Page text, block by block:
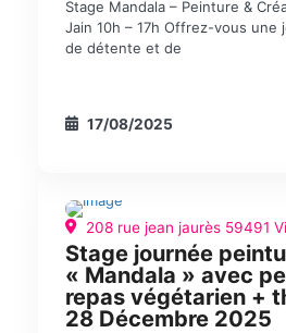
Stage Mandala – Peinture &
Jain 10h – 17h Offrez-vous une
de détente et de
17/08/2025
ART STAGE
208 rue jean jaurès 59491
Stage journée
« Mandala » avec
repas végétarien +
28 Décembre 2025